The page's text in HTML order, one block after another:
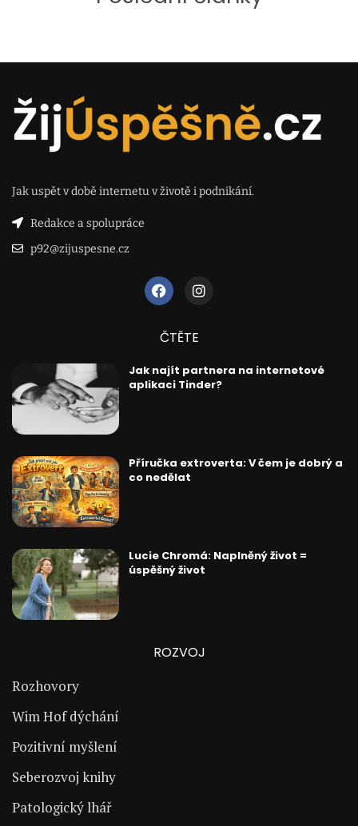
Jak uspět v době internetu v životě i podnikání.
Redakce a spolupráce
p92@zijuspesne.cz
ČTĚTE
Jak najít partnera na internetové
aplikaci Tinder?
Příručka extroverta: V čem je dobrý a
co nedělat
Lucie Chromá: Naplněný život =
úspěšný život
ROZVOJ
Rozhovory
Wim Hof dýchání
Pozitivní myšlení
Seberozvoj knihy
Patologický lhář